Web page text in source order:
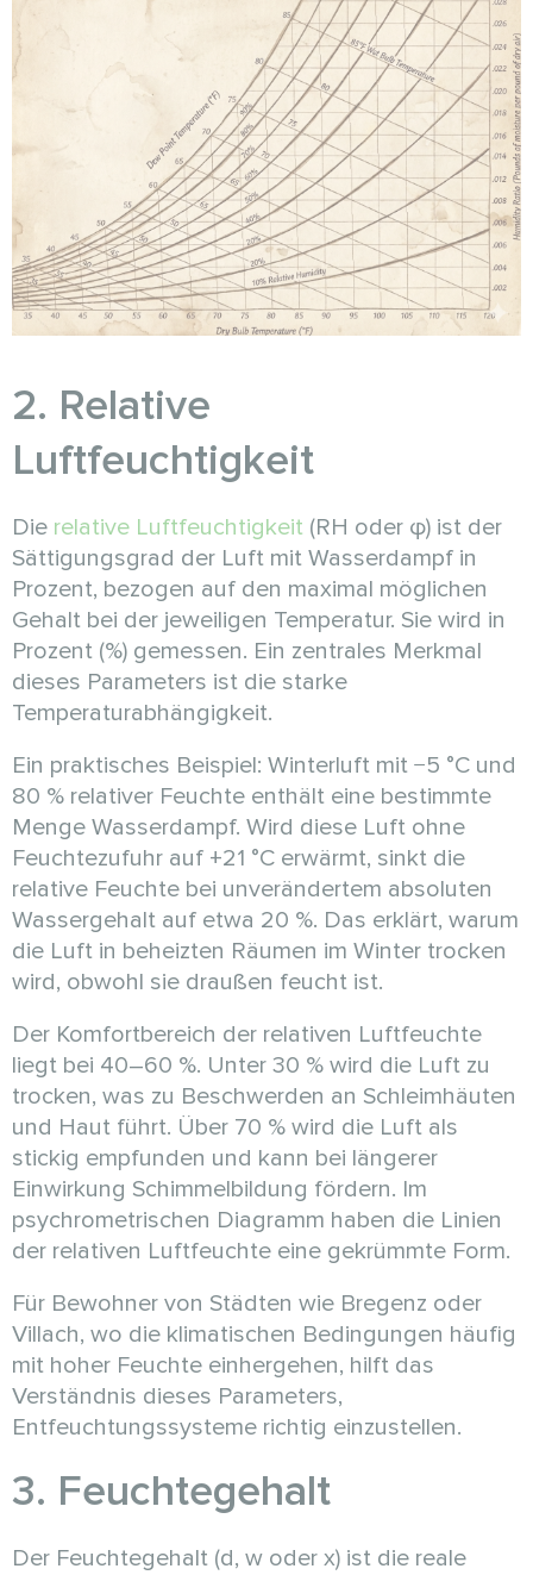
2. Relative
Luftfeuchtigkeit
Die relative Luftfeuchtigkeit (RH oder φ) ist der
Sättigungsgrad der Luft mit Wasserdampf in
Prozent, bezogen auf den maximal möglichen
Gehalt bei der jeweiligen Temperatur. Sie wird in
Prozent (%) gemessen. Ein zentrales Merkmal
dieses Parameters ist die starke
Temperaturabhängigkeit.
Ein praktisches Beispiel: Winterluft mit −5 °C und
80 % relativer Feuchte enthält eine bestimmte
Menge Wasserdampf. Wird diese Luft ohne
Feuchtezufuhr auf +21 °C erwärmt, sinkt die
relative Feuchte bei unverändertem absoluten
Wassergehalt auf etwa 20 %. Das erklärt, warum
die Luft in beheizten Räumen im Winter trocken
wird, obwohl sie draußen feucht ist.
Der Komfortbereich der relativen Luftfeuchte
liegt bei 40–60 %. Unter 30 % wird die Luft zu
trocken, was zu Beschwerden an Schleimhäuten
und Haut führt. Über 70 % wird die Luft als
stickig empfunden und kann bei längerer
Einwirkung Schimmelbildung fördern. Im
psychrometrischen Diagramm haben die Linien
der relativen Luftfeuchte eine gekrümmte Form.
Für Bewohner von Städten wie Bregenz oder
Villach, wo die klimatischen Bedingungen häufig
mit hoher Feuchte einhergehen, hilft das
Verständnis dieses Parameters,
Entfeuchtungssysteme richtig einzustellen.
3. Feuchtegehalt
Der Feuchtegehalt (d, w oder x) ist die reale